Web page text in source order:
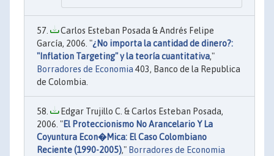
Carlos Esteban Posada & Andrés Felipe
García, 2006. "¿No importa la cantidad de dinero?:
"Inflation Targeting" y la teoría cuantitativa,"
Borradores de Economia 403, Banco de la Republica
de Colombia.
Edgar Trujillo C. & Carlos Esteban Posada,
2006. "El Proteccionismo No Arancelario Y La
Coyuntura Econ�Mica: El Caso Colombiano
Reciente (1990-2005)," Borradores de Economia